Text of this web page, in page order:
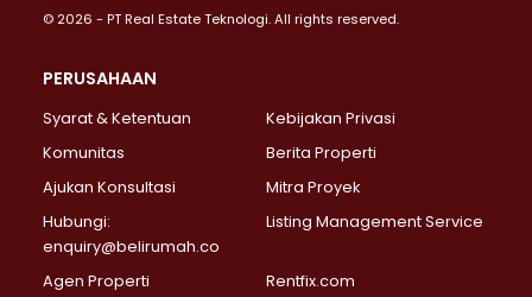
Properti Dijual di Jakarta Selatan >
Properti Dijual di Lebak Bulus >
Properti Dijual di Gandaria Selatan >
Properti Dijual di Pondok Labu >
Properti Dijual di Lenteng Agung >
Properti Dijual di Senayan >
Properti Dijual di Pondok Pinang >
© 2026 - PT Real Estate Teknologi. All rights reserved.
PERUSAHAAN
Syarat & Ketentuan
Kebijakan Privasi
Komunitas
Berita Properti
Ajukan Konsultasi
Mitra Proyek
Hubungi:
enquiry@belirumah.co
Listing Management Service
Agen Properti Rentfix.com